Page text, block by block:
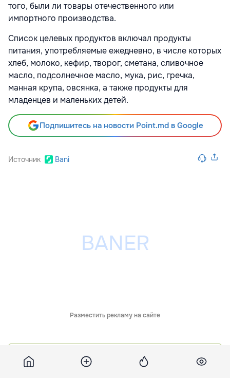
того, были ли товары отечественного или
импортного производства.
Список целевых продуктов включал продукты
питания, употребляемые ежедневно, в числе которых
хлеб, молоко, кефир, творог, сметана, сливочное
масло, подсолнечное масло, мука, рис, гречка,
манная крупа, овсянка, а также продукты для
младенцев и маленьких детей.
Подпишитесь на новости Point.md в Google
Источник Bani
Разместить рекламу на сайте
Обсуждения 9